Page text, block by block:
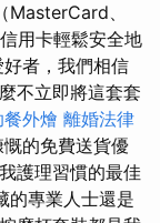
MasterCard、
用卡輕鬆安全地
者，我們相信
不立即將這套套
外燴 離婚法律
的免費送貨優
護理習慣的最佳
的專業人士還是